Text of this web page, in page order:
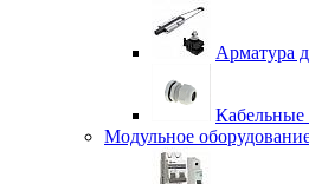
Арматура
Модульное